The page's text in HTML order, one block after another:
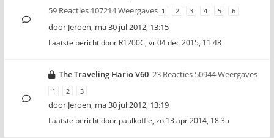
59 Reacties 107214 Weergaves 1 2 3 4 5 6
door Jeroen, ma 30 jul 2012, 13:15
Laatste bericht door R1200C, vr 04 dec 2015, 11:48
The Traveling Hario V60 23 Reacties 50944 Weergaves
1 2 3
door Jeroen, ma 30 jul 2012, 13:19
Laatste bericht door paulkoffie, zo 13 apr 2014, 18:35